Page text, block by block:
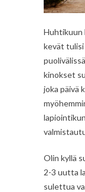
Huhtikuun
kevät tulisi
kinokset
joka päivä
Olin kyllä
2-3 uutta
sulettua